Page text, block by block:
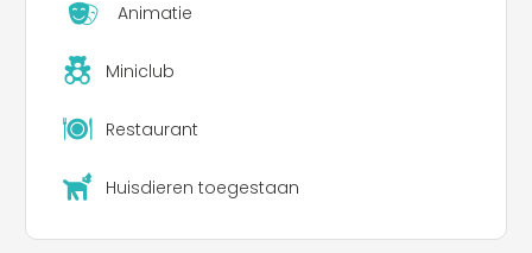
Animatie
Miniclub
Restaurant
Huisdieren toegestaan